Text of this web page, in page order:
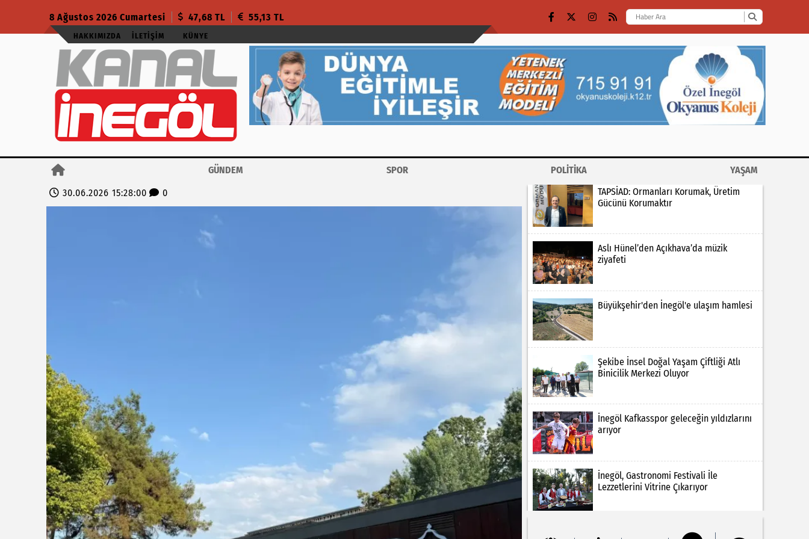
8 Ağustos 2026 Cumartesi 47,68 TL 55,13 TL
HAKKIMIZDA İLETIŞIM KÜNYE
GÜNDEM SPOR POLİTİKA
YAŞAM
30.06.2026 15:28:00
0
TAPSİAD: Ormanları Korumak, Üretim
Gücünü Korumaktır
Aslı Hünel’den Açıkhava’da müzik
ziyafeti
Büyükşehir'den İnegöl'e ulaşım hamlesi
Şekibe İnsel Doğal Yaşam Çiftliği Atlı
Binicilik Merkezi Oluyor
İnegöl Kafkasspor geleceğin yıldızlarını
arıyor
İnegöl, Gastronomi Festivali İle
Lezzetlerini Vitrine Çıkarıyor